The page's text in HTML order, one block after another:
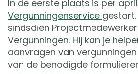
In de eerste plaats is per
Vergunningenservice gestart.
sindsdien Projectmedewerker
Vergunningen. Hij kan je
aanvragen van
van de benodigde